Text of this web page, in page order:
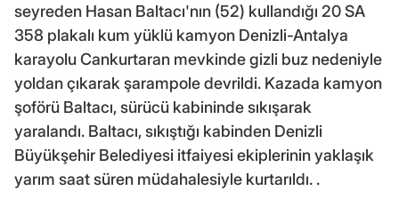
seyreden Hasan Baltacı'nın (52) kullandığı 20 SA
358 plakalı kum yüklü kamyon Denizli-Antalya
karayolu Cankurtaran mevkinde gizli buz nedeniyle
yoldan çıkarak şarampole devrildi. Kazada kamyon
şoförü Baltacı, sürücü kabininde sıkışarak
yaralandı. Baltacı, sıkıştığı kabinden Denizli
Büyükşehir Belediyesi itfaiyesi ekiplerinin yaklaşık
yarım saat süren müdahalesiyle kurtarıldı. .